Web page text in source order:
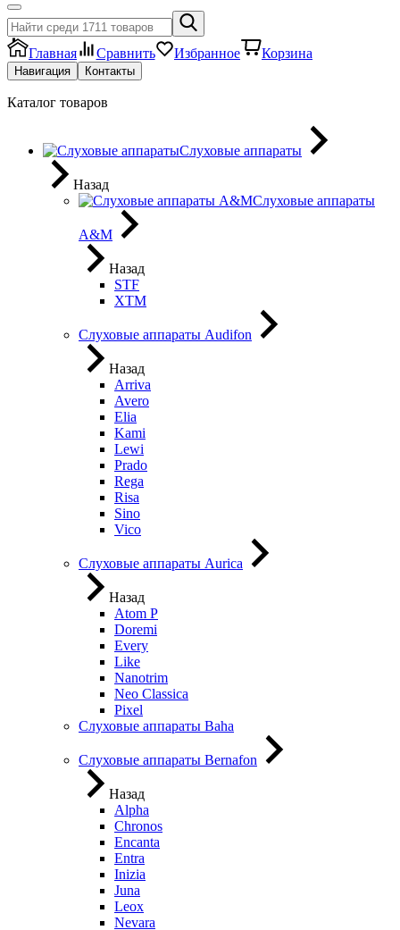
Главная Сравнить Избранное Корзина
Навигация Контакты
Каталог товаров
Слуховые аппараты
Назад
Слуховые аппараты
A&M
Назад
STF
XTM
Слуховые аппараты Audifon
Назад
Arriva
Avero
Elia
Kami
Lewi
Prado
Rega
Risa
Sino
Vico
Слуховые аппараты Aurica
Назад
Atom P
Doremi
Every
Like
Nanotrim
Neo Classica
Pixel
Слуховые аппараты Baha
Слуховые аппараты Bernafon
Назад
Alpha
Chronos
Encanta
Entra
Inizia
Juna
Leox
Nevara